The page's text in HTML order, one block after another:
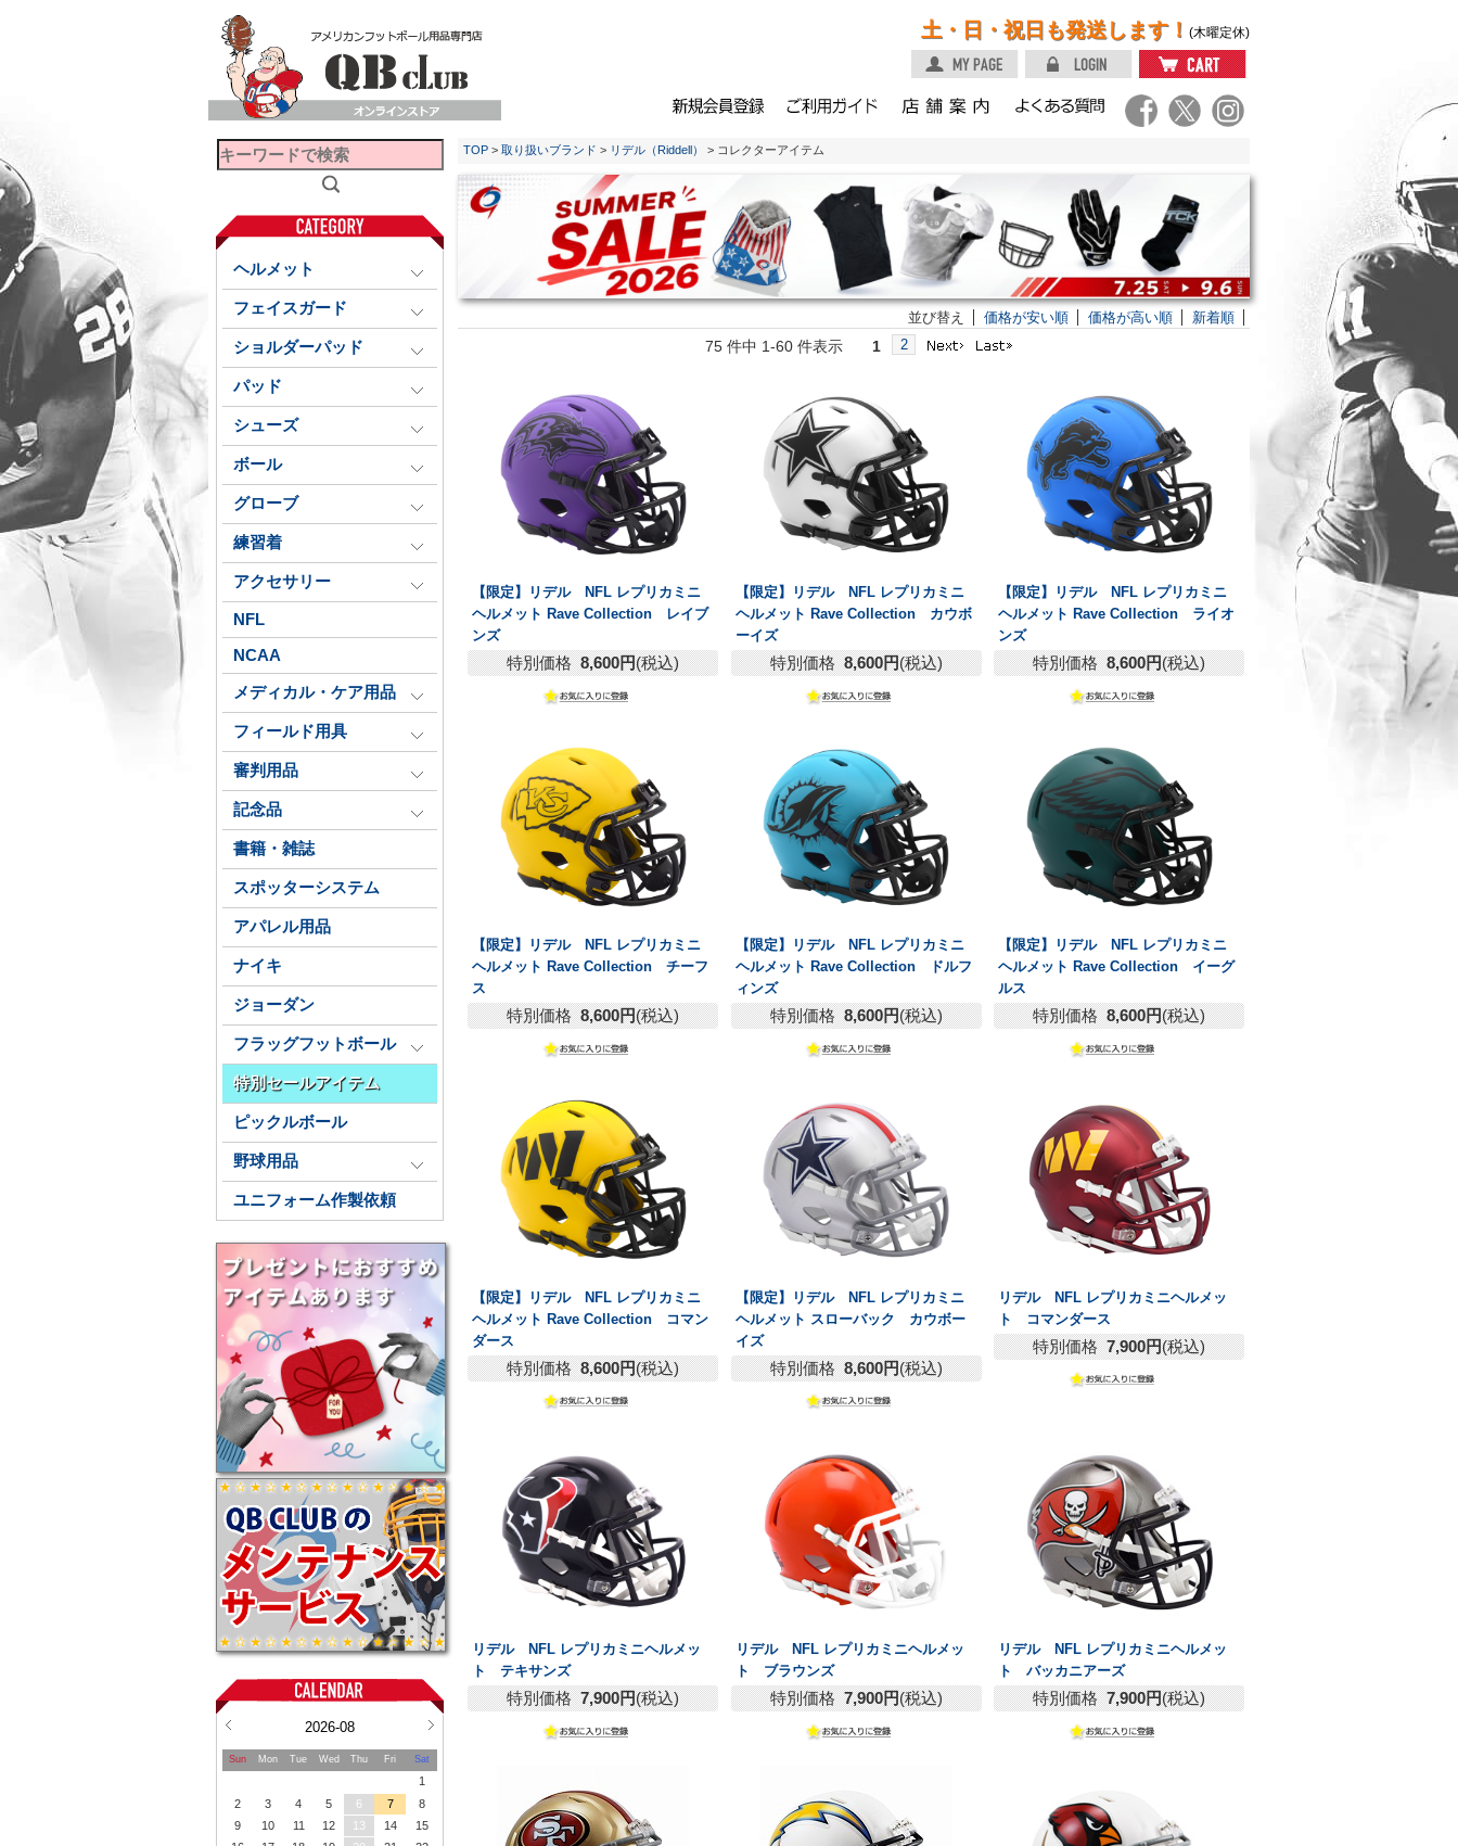
土・日・祝日も発送します！ (木曜定休)
ヘルメット
フェイスガード
ショルダーパッド
パッド
シューズ
ボール
グローブ
練習着
アクセサリー
NFL
NCAA
メディカル・ケア用品
フィールド用具
審判用品
記念品
書籍・雑誌
スポッターシステム
アパレル用品
ナイキ
ジョーダン
フラッグフットボール
特別セールアイテム
ピックルボール
野球用品
ユニフォーム作製依頼
2026-08
Sun Mon Tue Wed Thu Fri Sat
1
2
3 4 5 6 7
8
9
10 11 12 13 14
15
TOP > 取り扱いブランド > リデル（Riddell） > コレクターアイテム
並び替え 価格が安い順 価格が高い順 新着順
75 件中 1-60 件表示 1 2
【限定】リデル NFL レプリカミニ
ヘルメット Rave Collection レイブ
ンズ
特別価格 8,600円(税込)
【限定】リデル NFL レプリカミニ
ヘルメット Rave Collection カウボ
ーイズ
特別価格 8,600円(税込)
【限定】リデル NFL レプリカミニ
ヘルメット Rave Collection ライオ
ンズ
特別価格 8,600円(税込)
【限定】リデル NFL レプリカミニ
ヘルメット Rave Collection チーフ
ス
特別価格 8,600円(税込)
【限定】リデル NFL レプリカミニ
ヘルメット Rave Collection ドルフ
ィンズ
特別価格 8,600円(税込)
【限定】リデル NFL レプリカミニ
ヘルメット Rave Collection イーグ
ルス
特別価格 8,600円(税込)
【限定】リデル NFL レプリカミニ
ヘルメット Rave Collection コマン
ダース
特別価格 8,600円(税込)
【限定】リデル NFL レプリカミニ
ヘルメット スローバック カウボー
イズ
特別価格 8,600円(税込)
リデル NFL レプリカミニヘルメッ
ト コマンダース
特別価格 7,900円(税込)
リデル NFL レプリカミニヘルメッ
ト テキサンズ
特別価格 7,900円(税込)
リデル NFL レプリカミニヘルメッ
ト ブラウンズ
特別価格 7,900円(税込)
リデル NFL レプリカミニヘルメッ
ト バッカニアーズ
特別価格 7,900円(税込)